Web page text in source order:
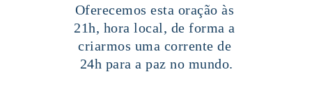
Oferecemos esta oração às
21h, hora local, de forma a
criarmos uma corrente de
24h para a paz no mundo.